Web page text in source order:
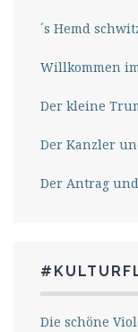
´s Hemd
Willkommen
Der kleine
Der Kanzler
Der Antrag
Die schöne